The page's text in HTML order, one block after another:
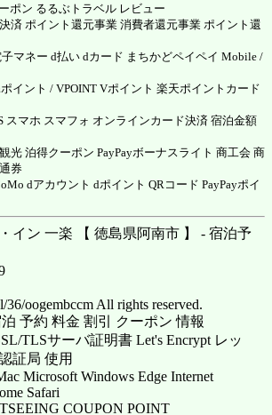
ポン るるぶトラベル レビュー
済 ポイント還元事業 消費者還元事業 ポイント還
マネー d払い dカード まちかどペイペイ Mobile /
イント / VPOINT Vポイント 楽天ポイントカード
スマホ スマフォ オンラインカード決済 宿泊金額
光 泊得クーポン PayPayボーナスライト 商工会 商
券
dアカウント dポイント QRコード PayPayポイ
イン 一楽 【 徳島県阿南市 】 - 宿泊予
36/oogembccm All rights reserved.
TLSサーバ証明書 Let's Encrypt レッ
証局 使用
Microsoft Windows Edge Internet
Safari
COUPON POINT